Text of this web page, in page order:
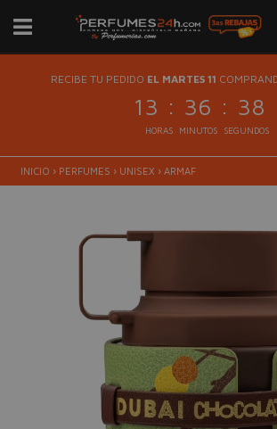
RECIBE TU PEDIDO EL MARTES 11
13 : 36 : 38
HORAS MINUTOS SEGUNDOS
INICIO › PERFUMES › UNISEX › ARMAF